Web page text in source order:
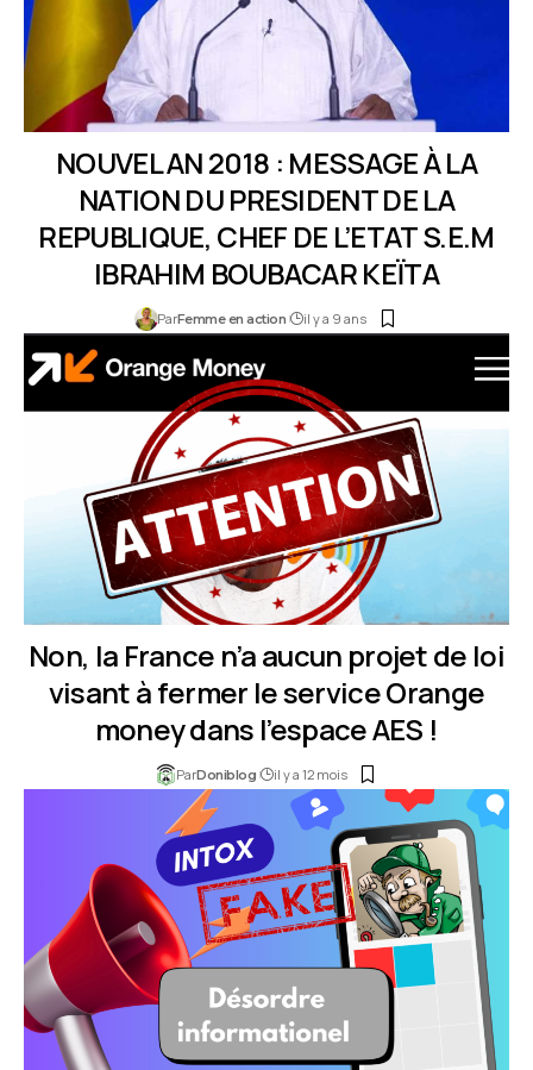
​NOUVEL AN 2018 : MESSAGE À LA
NATION DU PRESIDENT DE LA
REPUBLIQUE, CHEF DE L’ETAT S.E.M
IBRAHIM BOUBACAR KEÏTA
ParFemme en action il y a 9 ans
Non, la France n’a aucun projet de loi
visant à fermer le service Orange
money dans l’espace AES !
ParDoniblog il y a 12 mois